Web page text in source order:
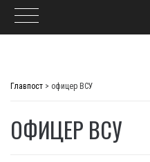
Главпост > офицер ВСУ
ОФИЦЕР ВСУ